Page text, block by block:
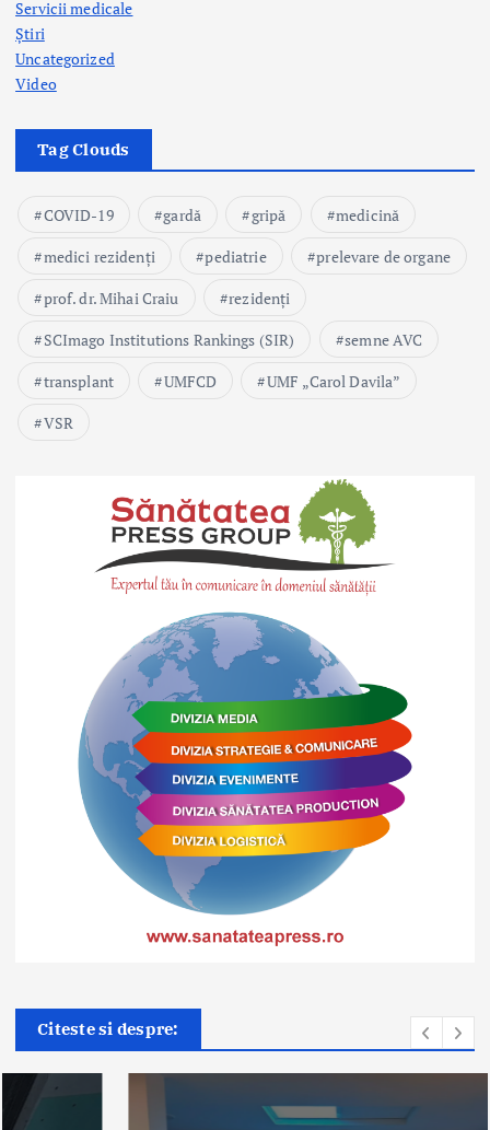
Servicii medicale
Știri
Uncategorized
Video
Tag Clouds
COVID-19 gardă gripă
medicină
medici rezidenți
pediatrie
prelevare de organe
prof. dr. Mihai Craiu
rezidenți
SCImago Institutions Rankings (SIR)
semne AVC
transplant
UMFCD
UMF „Carol Davila”
VSR
Citeste si despre: